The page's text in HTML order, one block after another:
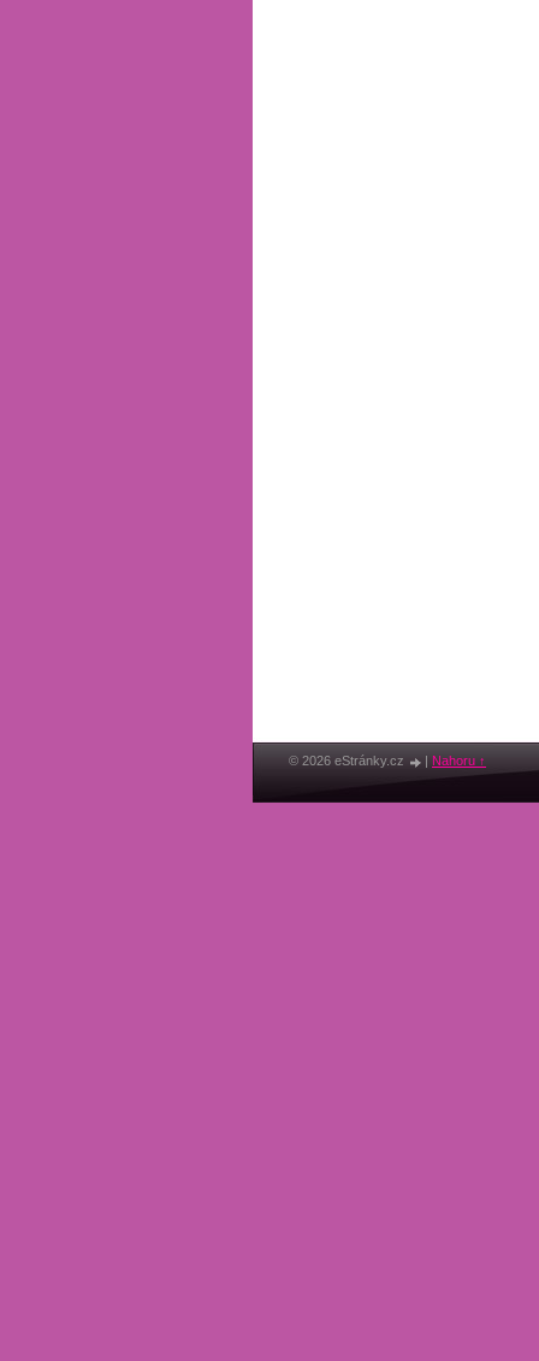
© 2026 eStránky.cz | Nahoru ↑